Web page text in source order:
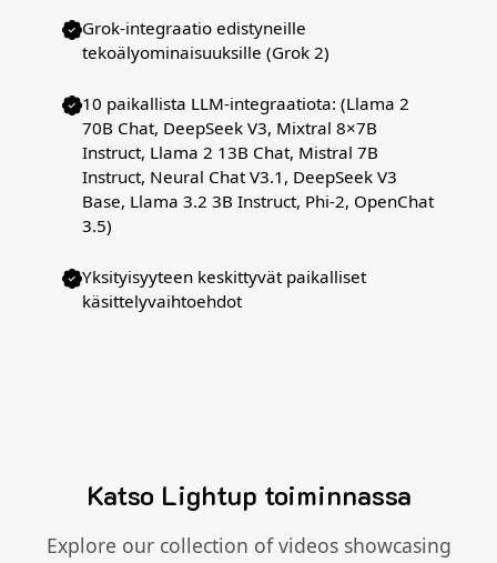
Grok-integraatio edistyneille
tekoälyominaisuuksille (Grok 2)
10 paikallista LLM-integraatiota: (Llama 2
70B Chat, DeepSeek V3, Mixtral 8×7B
Instruct, Llama 2 13B Chat, Mistral 7B
Instruct, Neural Chat V3.1, DeepSeek V3
Base, Llama 3.2 3B Instruct, Phi-2, OpenChat
3.5)
Yksityisyyteen keskittyvät paikalliset
käsittelyvaihtoehdot
Katso Lightup toiminnassa
Explore our collection of videos showcasing